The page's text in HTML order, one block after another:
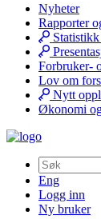
Nyheter
Rapporter
Forbruker-
Lov om
Nytt
Økonomi
Søk
Eng
Logg inn
Ny bruker